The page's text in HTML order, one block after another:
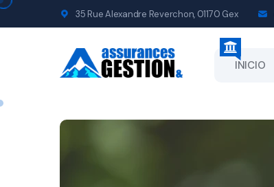
35 Rue Alexandre Reverchon, 01170 Gex
INICIO